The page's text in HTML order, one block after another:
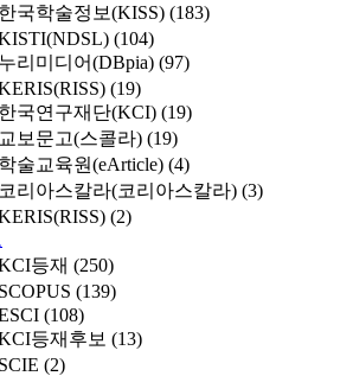
한국학술정보(KISS) (183)
(104)
누리미디어(DBpia) (97)
(19)
한국연구재단(KCI) (19)
교보문고(스콜라) (19)
학술교육원(eArticle) (4)
코리아스칼라(코리아스칼라) (3)
(2)
등재 (250)
SCOPUS (139)
(108)
등재후보 (13)
SCIE (2)